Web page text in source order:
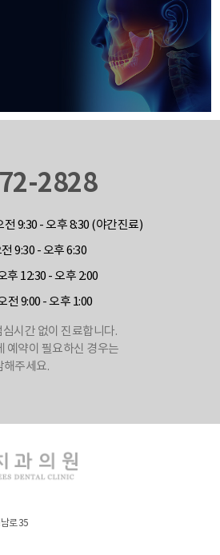
2828
전 9:30 - 오후 8:30 (야간진료)
전 9:30 - 오후 6:30
후 12:30 - 오후 2:00
전 9:00 - 오후 1:00
시간 없이 진료합니다.
예약이 필요하신 경우는
해주세요.
로 35